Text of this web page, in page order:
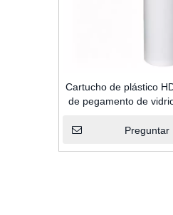
Cartucho de plástico
de pegamento de
para sellador de
Preguntar